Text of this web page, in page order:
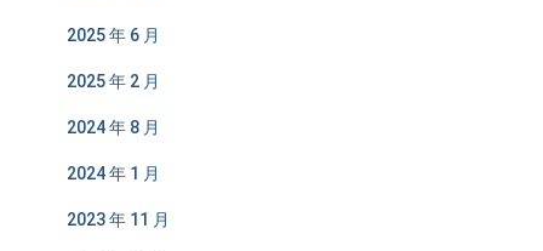
2025 年 6 月
2025 年 2 月
2024 年 8 月
2024 年 1 月
2023 年 11 月